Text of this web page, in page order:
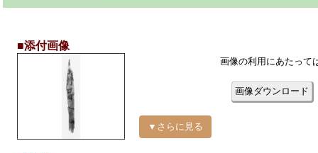
■添付画像
▼さらに見る
画像の利用にあたって
画像ダウンロード